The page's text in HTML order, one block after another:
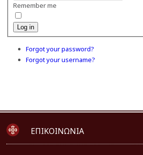
Remember me
Log in
Forgot your password?
Forgot your username?
ΕΠΙΚΟΙΝΩΝΙΑ